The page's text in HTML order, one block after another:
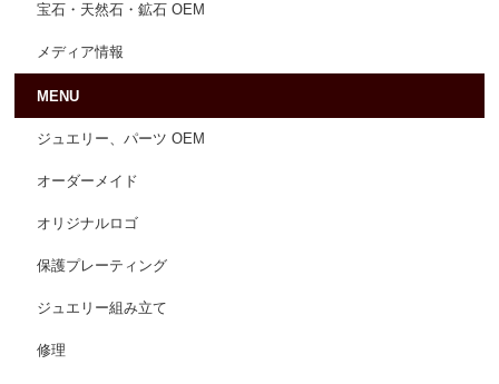
宝石・天然石・鉱石 OEM
メディア情報
MENU
ジュエリー、パーツ OEM
オーダーメイド
オリジナルロゴ
保護プレーティング
ジュエリー組み立て
修理